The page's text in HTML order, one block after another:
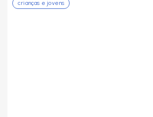
crianças e jovens